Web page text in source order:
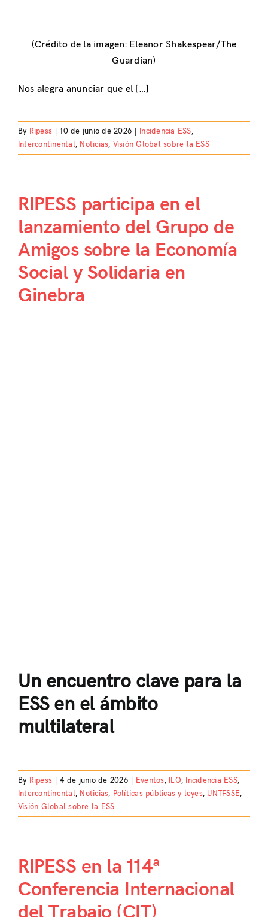
(Crédito de la imagen: Eleanor Shakespear/The
Guardian)
Nos alegra anunciar que el […]
By Ripess | 10 de junio de 2026 | Incidencia ESS,
Intercontinental, Noticias, Visión Global sobre la ESS
RIPESS participa en el
lanzamiento del Grupo de
Amigos sobre la Economía
Social y Solidaria en
Ginebra
Un encuentro clave para la
ESS en el ámbito
multilateral
By Ripess | 4 de junio de 2026 | Eventos, ILO, Incidencia ESS,
Intercontinental, Noticias, Políticas públicas y leyes, UNTFSSE,
Visión Global sobre la ESS
RIPESS en la 114ª
Conferencia Internacional
del Trabajo (CIT)